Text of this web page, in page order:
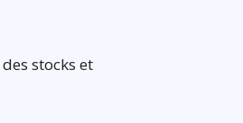
stocks et